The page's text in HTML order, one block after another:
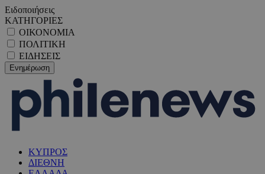
Ειδοποιήσεις
ΚΑΤΗΓΟΡΙΕΣ
ΟΙΚΟΝΟΜΙΑ
ΠΟΛΙΤΙΚΗ
ΕΙΔΗΣΕΙΣ
ΚΥΠΡΟΣ
ΔΙΕΘΝΗ